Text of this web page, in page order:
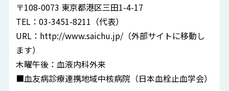
〒108-0073 東京都港区三田1-4-17
TEL：03-3451-8211（代表）
URL： http://www.saichu.jp/ （外部サイトに移動し
ます）
木曜午後：血液内科外来
■血友病診療連携地域中核病院（日本血栓止血学会）